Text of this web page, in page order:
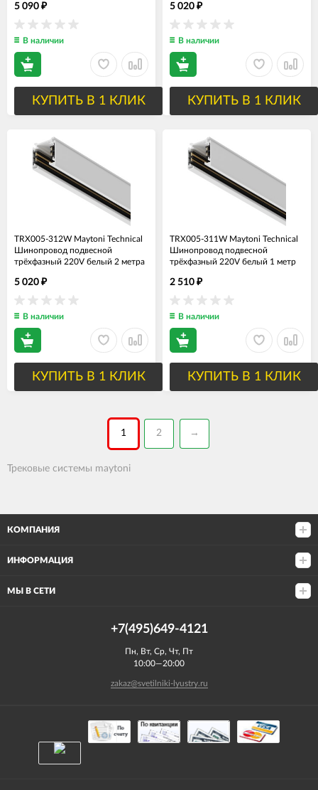
5 090 ₽
В наличии
КУПИТЬ В 1 КЛИК
5 020 ₽
В наличии
КУПИТЬ В 1 КЛИК
TRX005-312W Maytoni Technical
Шинопровод подвесной
трёхфазный 220V белый 2 метра
5 020 ₽
В наличии
КУПИТЬ В 1 КЛИК
TRX005-311W Maytoni Technical
Шинопровод подвесной
трёхфазный 220V белый 1 метр
2 510 ₽
В наличии
КУПИТЬ В 1 КЛИК
1 2 →
Трековые системы maytoni
КОМПАНИЯ
ИНФОРМАЦИЯ
МЫ В СЕТИ
+7(495)649-4121
Пн, Вт, Ср, Чт, Пт
10:00—20:00
zakaz@svetilniki-lyustry.ru